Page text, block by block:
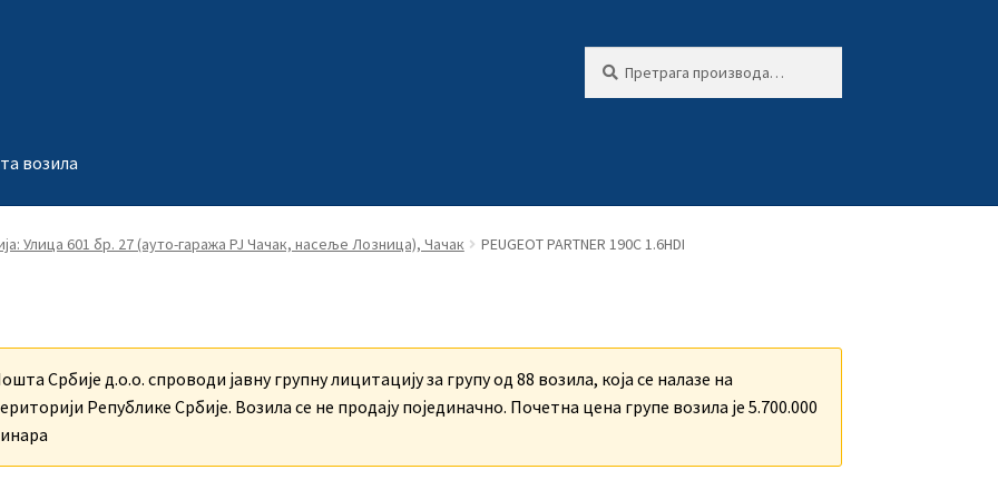
возила
Улица 601 бр. 27 (ауто-гаража РЈ Чачак, насеље Лозница), Чачак PEUGEOT PARTNER 190C 1.6HDI
Србије д.о.о. спроводи јавну групну лицитацију за групу од 88 возила, која се налазе на
Републике Србије. Возила се не продају појединачно. Почетна цена групе возила је 5.700.000